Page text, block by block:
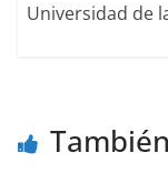
Universidad de